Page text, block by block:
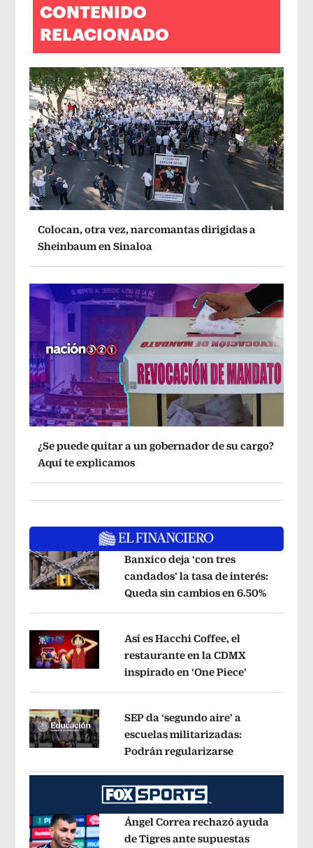
CONTENIDO
RELACIONADO
Colocan, otra vez, narcomantas dirigidas a
Sheinbaum en Sinaloa
¿Se puede quitar a un gobernador de su cargo?
Aquí te explicamos
Opens in new window
Banxico deja ‘con tres
candados’ la tasa de interés:
Queda sin cambios en 6.50%Opens
Opens in new window
Así es Hacchi Coffee, el
restaurante en la CDMX
inspirado en ‘One Piece’
Opens in new window
SEP da ‘segundo aire’ a
escuelas militarizadas:
Podrán regularizarseOpens in new
Ángel Correa rechazó ayuda
de Tigres ante supuestas